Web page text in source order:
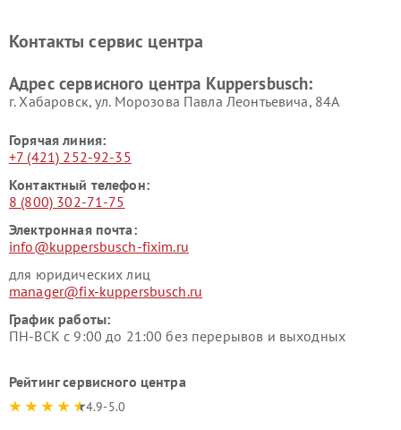
Kuppersbusch
вакуумных упаковщиков
Ремонт сушильных машин Kuppersbusch
Контакты сервис центра
Адрес сервисного центра Kuppersbusch:
г. Хабаровск, ул. Морозова Павла Леонтьевича, 84А
Горячая линия:
+7 (421) 252-92-35
Контактный телефон:
8 (800) 302-71-75
Электронная почта:
info@kuppersbusch-fixim.ru
для юридических лиц
manager@fix-kuppersbusch.ru
График работы:
ПН-ВСК с 9:00 до 21:00 без перерывов и выходных
Рейтинг сервисного центра
4.9-5.0